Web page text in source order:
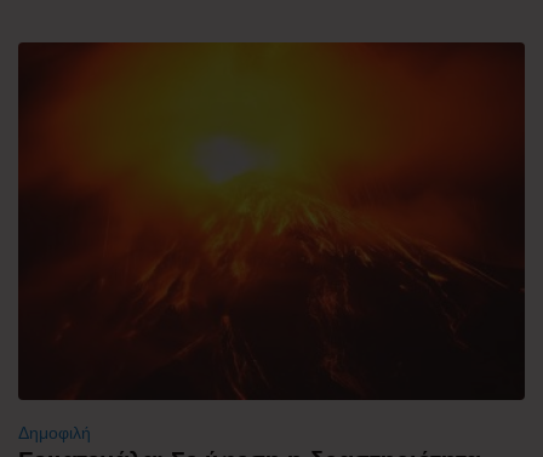
Δημοφιλή